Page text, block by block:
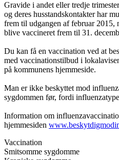
Gravide i andet eller tredje
og deres husstandskontakter har
frem til udgangen af februar 2015,
blive vaccineret frem til 31.
Du kan få en vaccination ved at
med vaccinationstilbud i
på kommunens hjemmeside.
Man er ikke beskyttet mod
sygdommen før, fordi
Information om
hjemmesiden
Vaccination
Smitsomme sygdomme